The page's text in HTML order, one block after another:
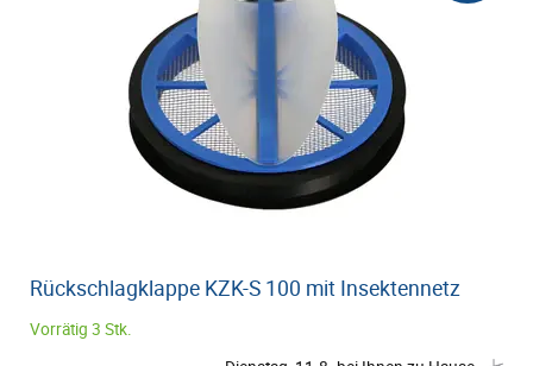
Rückschlagklappe KZK-S 100 mit Insektennetz
Vorrätig 3 Stk.